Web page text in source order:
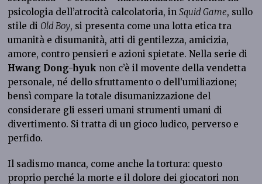
psicologia dell’atrocità calcolatoria, inSquid Game, sullo
stile di Old Boy, si presenta come una lotta etica tra
umanità e disumanità, atti di gentilezza, amicizia,
amore, contro pensieri e azioni spietate. Nella serie di
Hwang Dong-hyuk non c’è il movente della vendetta
personale, né dello sfruttamento o dell’umiliazione;
bensì compare la totale disumanizzazione del
considerare gli esseri umani strumenti umani di
divertimento. Si tratta di un gioco ludico, perverso e
perfido.
Il sadismo manca, come anche la tortura: questo
proprio perché la morte e il dolore dei giocatori non